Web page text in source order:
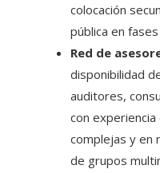
colocación
pública en
Red de
disponibilidad
auditores,
con
complejas y en
de grupos